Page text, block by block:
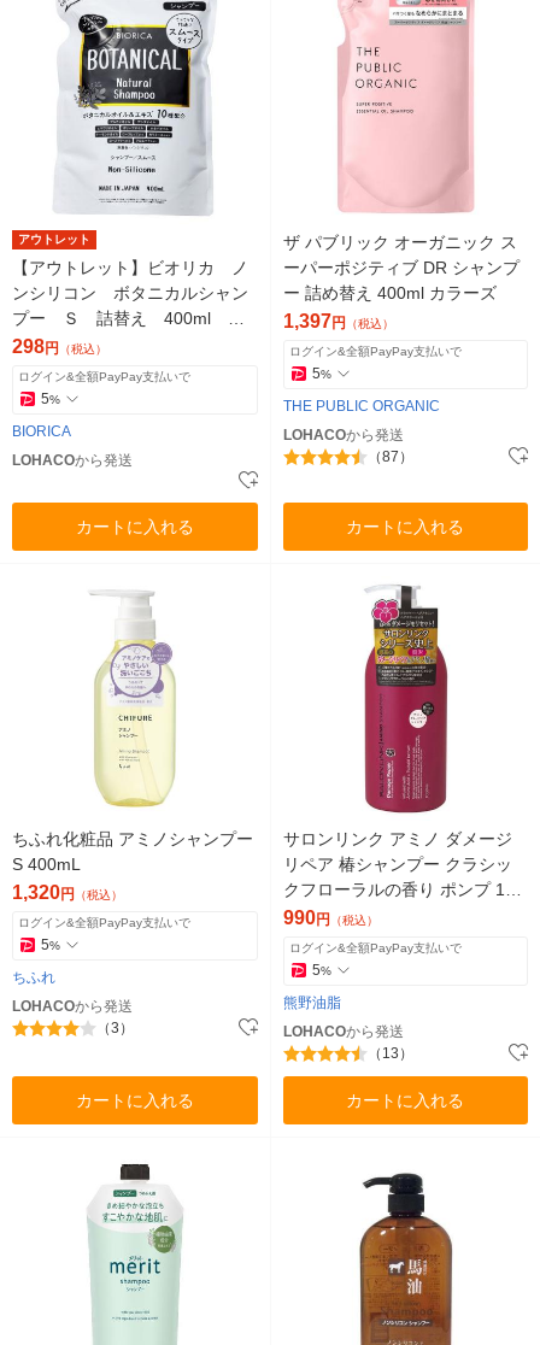
アウトレット
【アウトレット】ビオリカ ノ
ンシリコン ボタニカルシャン
プー Ｓ 詰替え 400ml ド
ウシシャ
298円 （税込）
ログイン&全額PayPay支払いで
5%
BIORICA
LOHACOから発送
カートに入れる
ザ パブリック オーガニック ス
ーパーポジティブ DR シャンプ
ー 詰め替え 400ml カラーズ
1,397円 （税込）
ログイン&全額PayPay支払いで
5%
THE PUBLIC ORGANIC
LOHACOから発送
（87）
カートに入れる
ちふれ化粧品 アミノシャンプー
S 400mL
1,320円 （税込）
ログイン&全額PayPay支払いで
5%
ちふれ
LOHACOから発送
（3）
カートに入れる
サロンリンク アミノ ダメージ
リペア 椿シャンプー クラシッ
クフローラルの香り ポンプ 100
0ml 大容量 熊野油脂
990円 （税込）
ログイン&全額PayPay支払いで
5%
熊野油脂
LOHACOから発送
（13）
カートに入れる